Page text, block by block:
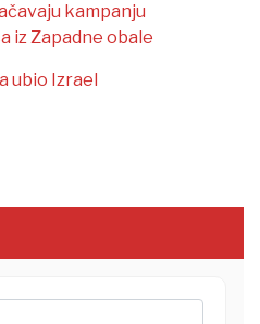
kampanju
iz Zapadne obale
ubio Izrael